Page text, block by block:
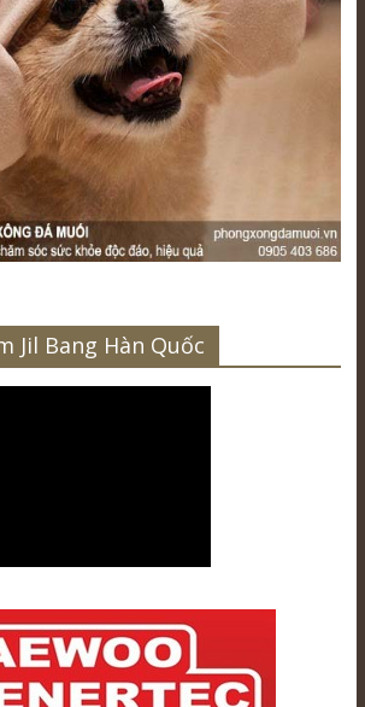
Jil Bang Hàn Quốc